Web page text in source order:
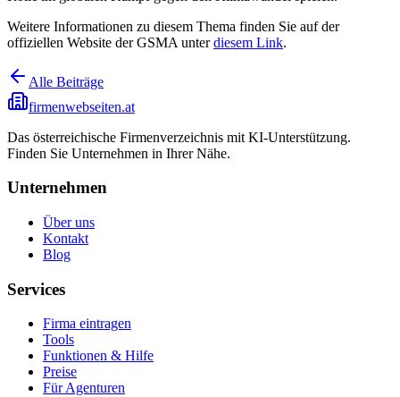
Weitere Informationen zu diesem Thema finden Sie auf der
offiziellen Website der GSMA unterdiesem Link.
Alle Beiträge
firmenwebseiten.at
Das österreichische Firmenverzeichnis mit KI-Unterstützung.
Finden Sie Unternehmen in Ihrer Nähe.
Unternehmen
Über uns
Kontakt
Blog
Services
Firma eintragen
Tools
Funktionen & Hilfe
Preise
Für Agenturen